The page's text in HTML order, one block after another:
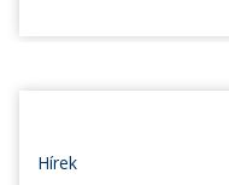
Hírek